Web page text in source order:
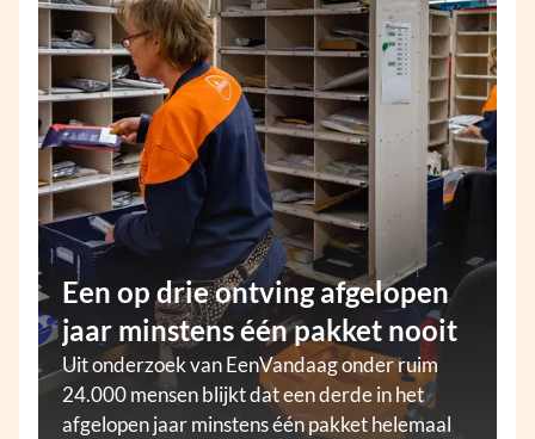
Een op drie ontving afgelopen
jaar minstens één pakket nooit
Uit onderzoek van EenVandaag onder ruim
24.000 mensen blijkt dat een derde in het
afgelopen jaar minstens één pakket helemaal